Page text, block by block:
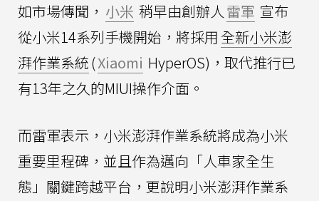
如市場傳聞， 小米 稍早由創辦人雷軍 宣布
從小米14系列手機開始，將採用 全新小米澎
湃作業系統(Xiaomi HyperOS)，取代推行已
有13年之久的MIUI操作介面。
而雷軍表示，小米澎湃作業系統將成為小米
重要里程碑，並且作為邁向「人車家全生
態」關鍵跨越平台，更說明小米澎湃作業系